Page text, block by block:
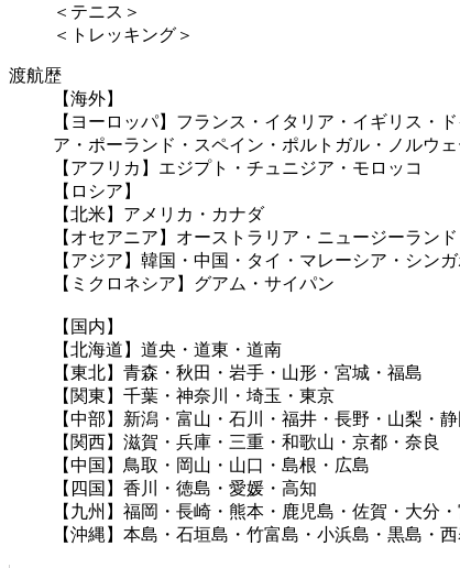
＜テニス＞
＜トレッキング＞
渡航歴
【海外】
【ヨーロッパ】フランス・イタリア・イギリス・
ア・ポーランド・スペイン・ポルトガル・ノルウ
【アフリカ】エジプト・チュニジア・モロッコ
【ロシア】
【北米】アメリカ・カナダ
【オセアニア】オーストラリア・ニュージーラン
【アジア】韓国・中国・タイ・マレーシア・シン
【ミクロネシア】グアム・サイパン
【国内】
【北海道】道央・道東・道南
【東北】青森・秋田・岩手・山形・宮城・福島
【関東】千葉・神奈川・埼玉・東京
【中部】新潟・富山・石川・福井・長野・山梨・
【関西】滋賀・兵庫・三重・和歌山・京都・奈良
【中国】鳥取・岡山・山口・島根・広島
【四国】香川・徳島・愛媛・高知
【九州】福岡・長崎・熊本・鹿児島・佐賀・大分
【沖縄】本島・石垣島・竹富島・小浜島・黒島・